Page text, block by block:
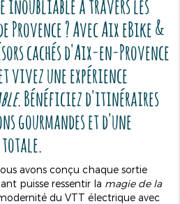
inoubliable à travers les
Provence ? Avec Aix eBike &
cachés d'Aix-en-Provence
vivez une expérience
. Bénéficiez d'itinéraires
gourmandes et d'une
avons conçu chaque sortie
puisse ressentir la magie de la
du VTT électrique avec